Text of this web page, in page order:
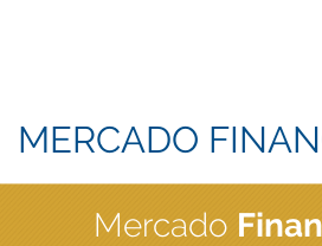
MERCADO
Mercado